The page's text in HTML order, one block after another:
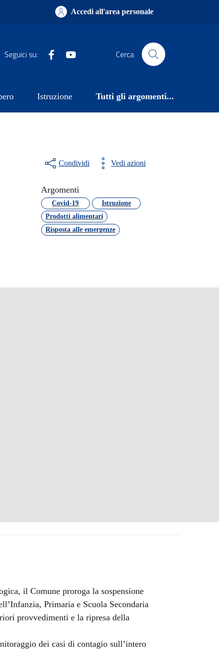
Accedi all'area personale
Seguici su: Facebook Cerca
Istruzione Tutti gli argomenti...
Condividi Vedi azioni
Argomenti
Covid-19
Istruzione
Prodotti alimentari
Risposta alle emergenze
il Comune proroga la sospensione
Primaria e Scuola Secondaria
provvedimenti e la ripresa della
dei casi di contagio sull’intero